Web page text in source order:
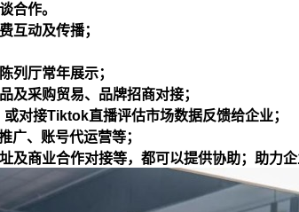
合作。
互动及传播；
列厅常年展示；
采购贸易、品牌招商对接；
对接Tiktok直播评估市场数据反馈给企业；
、账号代运营等；
商业合作对接等，都可以提供协助；助力企